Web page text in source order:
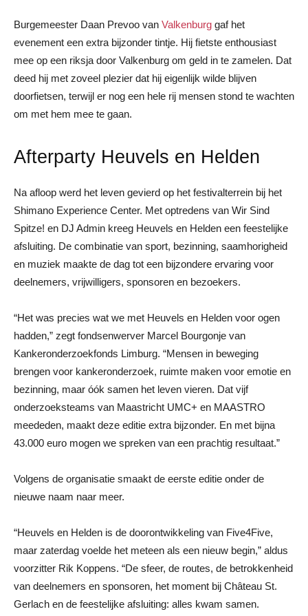
Burgemeester Daan Prevoo van Valkenburg gaf het
evenement een extra bijzonder tintje. Hij fietste enthousiast
mee op een riksja door Valkenburg om geld in te zamelen. Dat
deed hij met zoveel plezier dat hij eigenlijk wilde blijven
doorfietsen, terwijl er nog een hele rij mensen stond te wachten
om met hem mee te gaan.
Afterparty Heuvels en Helden
Na afloop werd het leven gevierd op het festivalterrein bij het
Shimano Experience Center. Met optredens van Wir Sind
Spitze! en DJ Admin kreeg Heuvels en Helden een feestelijke
afsluiting. De combinatie van sport, bezinning, saamhorigheid
en muziek maakte de dag tot een bijzondere ervaring voor
deelnemers, vrijwilligers, sponsoren en bezoekers.
“Het was precies wat we met Heuvels en Helden voor ogen
hadden,” zegt fondsenwerver Marcel Bourgonje van
Kankeronderzoekfonds Limburg. “Mensen in beweging
brengen voor kankeronderzoek, ruimte maken voor emotie en
bezinning, maar óók samen het leven vieren. Dat vijf
onderzoeksteams van Maastricht UMC+ en MAASTRO
meededen, maakt deze editie extra bijzonder. En met bijna
43.000 euro mogen we spreken van een prachtig resultaat.”
Volgens de organisatie smaakt de eerste editie onder de
nieuwe naam naar meer.
“Heuvels en Helden is de doorontwikkeling van Five4Five,
maar zaterdag voelde het meteen als een nieuw begin,” aldus
voorzitter Rik Koppens. “De sfeer, de routes, de betrokkenheid
van deelnemers en sponsoren, het moment bij Château St.
Gerlach en de feestelijke afsluiting: alles kwam samen.